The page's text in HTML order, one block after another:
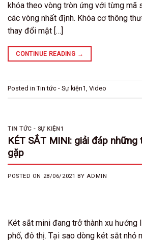
khóa theo vòng tròn ứng với từng mã
các vòng nhất định. Khóa cơ thông
thay đổi mật […]
CONTINUE READING →
Posted in Tin tức - Sự kiện1, Video
TIN TỨC - SỰ KIỆN1
KÉT SẮT MINI: giải đáp
gặp
POSTED ON 28/06/2021 BYADMIN
Két sắt mini đang trở thành xu hướng
phố, đô thị. Tại sao dòng két sắt nhỏ